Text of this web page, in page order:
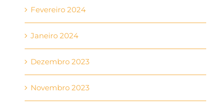
Fevereiro 2024
Janeiro 2024
Dezembro 2023
Novembro 2023